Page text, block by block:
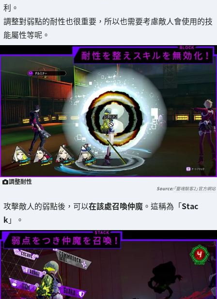
利。
調整對弱點的耐性也很重要，所以也需要考慮敵人會使用的技
能屬性等呢。
調整耐性
「靈魂駭客2」官方網站
攻擊敵人的弱點後，可以在該處召喚仲魔 。這稱為「Stac
k」。